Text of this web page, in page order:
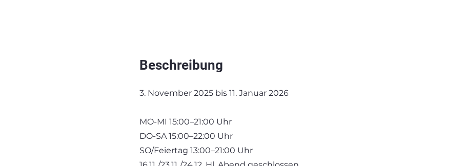
Beschreibung
3. November 2025 bis 11. Januar 2026
MO-MI 15:00–21:00 Uhr
DO-SA 15:00–22:00 Uhr
SO/Feiertag 13:00–21:00 Uhr